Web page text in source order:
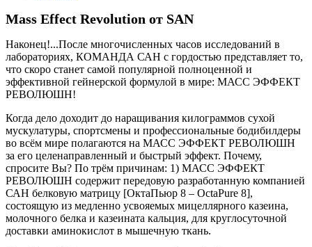
Mass Effect Revolution от SAN
Наконец!...После многочисленных часов исследований в
лабораториях, КОМАНДА САН с гордостью представляет то,
что скоро станет самой популярной полноценной и
эффективной гейнерской формулой в мире: МАСС ЭФФЕКТ
РЕВОЛЮШН!
Когда дело доходит до наращивания килограммов сухой
мускулатуры, спортсмены и профессиональные бодибилдеры
во всём мире полагаются на МАСС ЭФФЕКТ РЕВОЛЮШН
за его целенаправленный и быстрый эффект. Почему,
спросите Вы? По трём причинам: 1) МАСС ЭФФЕКТ
РЕВОЛЮШН содержит передовую разработанную компанией
САН белковую матрицу [ОктаПьюр 8 – OctaPure 8],
состоящую из медленно усвояемых мицеллярного казеина,
молочного белка и казеината кальция, для круглосуточной
доставки аминокислот в мышечную ткань.